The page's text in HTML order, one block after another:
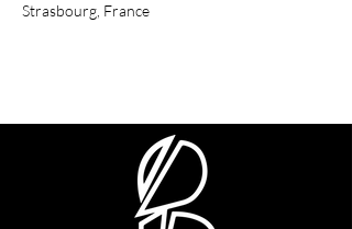
Strasbourg, France